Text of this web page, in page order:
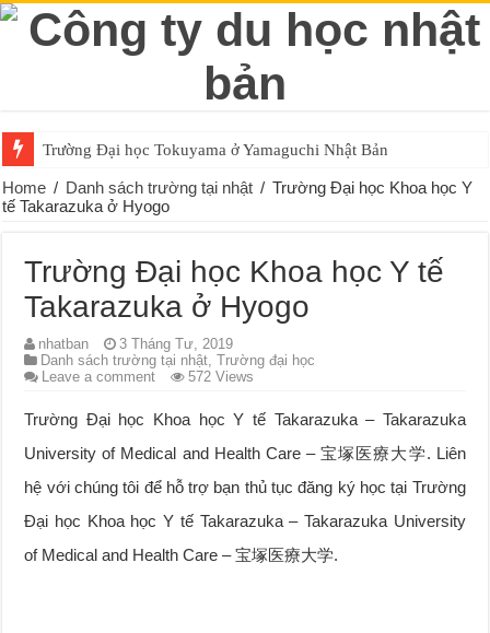
Trường Đại học Tokuyama ở Yamaguchi Nhật Bản
Home / Danh sách trường tại nhật / Trường Đại học Khoa học Y
tế Takarazuka ở Hyogo
Trường Đại học Khoa học Y tế
Takarazuka ở Hyogo
nhatban
3 Tháng Tư, 2019
Danh sách trường tại nhật,Trường đại học
Leave a comment
572 Views
Trường Đại học Khoa học Y tế Takarazuka – Takarazuka
University of Medical and Health Care – 宝塚医療大学. Liên
hệ với chúng tôi để hỗ trợ bạn thủ tục đăng ký học tại Trường
Đại học Khoa học Y tế Takarazuka – Takarazuka University
of Medical and Health Care – 宝塚医療大学.